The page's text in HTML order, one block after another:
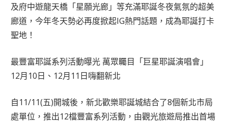
及府中遊龍天橋「星願光廊」等充滿耶誕冬夜氣氛的超美
廊道，今年冬天勢必再度掀起IG熱門話題，成為耶誕打卡
聖地！
最豐富耶誕系列活動曝光 萬眾矚目「巨星耶誕演唱會」
12月10日、12月11日嗨翻新北
自11/11(五)開城後，新北歡樂耶誕城結合了8個新北市局
處單位，推出12檔豐富系列活動，由觀光旅遊局推出首場